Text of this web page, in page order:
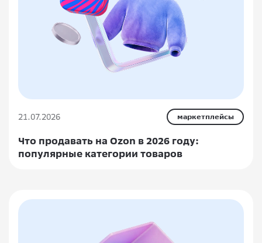
21.07.2026 маркетплейсы
Что продавать на Ozon в 2026 году:
популярные категории товаров